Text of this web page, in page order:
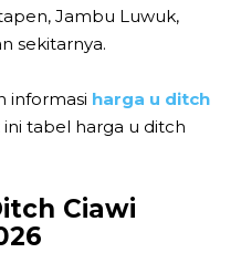
Jambu Luwuk,
sekitarnya.
informasi harga u ditch
tabel harga u ditch
Ciawi